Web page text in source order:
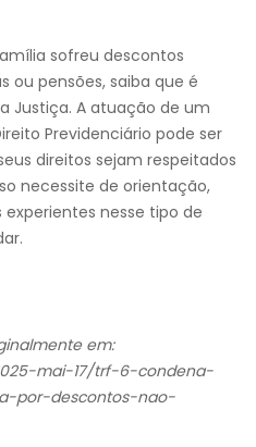
sofreu descontos
ou pensões, saiba que é
Justiça. A atuação de um
Previdenciário pode ser
direitos sejam respeitados
necessite de orientação,
nesse tipo de
em:
mai-17/trf-6-condena-
por-descontos-nao-